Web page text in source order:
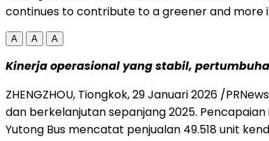
continues to contribute to a greener and more
A A A
Kinerja operasional yang stabil,
ZHENGZHOU, Tiongkok,29 Januari 2026 /
dan berkelanjutan sepanjang 2025.
Yutong Bus mencatat penjualan 49.518 unit